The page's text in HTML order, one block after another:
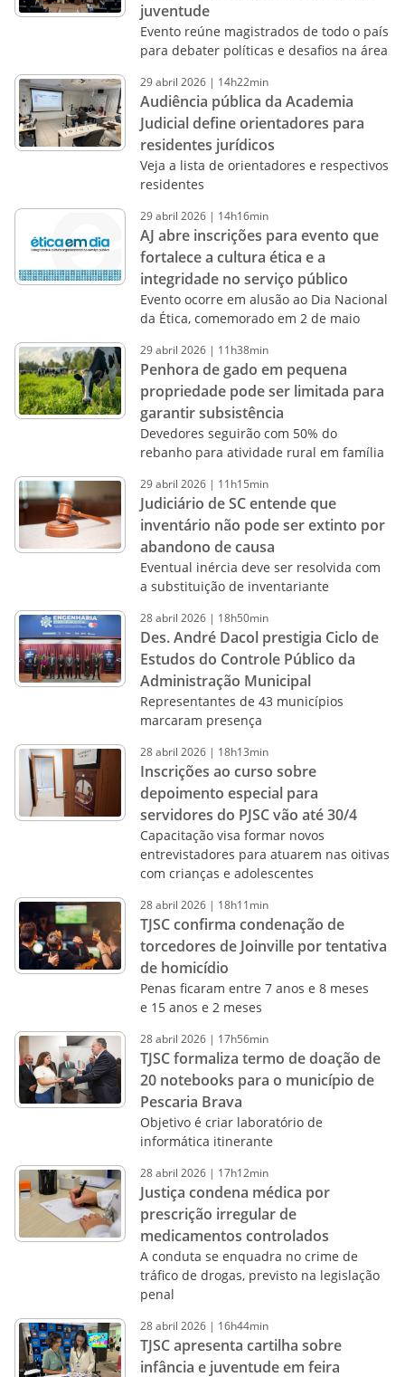
juventude
Evento reúne magistrados de todo o país
para debater políticas e desafios na área
29abril 2026 | 14h22min
Audiência pública da Academia
Judicial define orientadores para
residentes jurídicos
Veja a lista de orientadores e respectivos
residentes
29abril 2026 | 14h16min
AJ abre inscrições para evento que
fortalece a cultura ética e a
integridade no serviço público
Evento ocorre em alusão ao Dia Nacional
da Ética, comemorado em 2 de maio
29abril 2026 | 11h38min
Penhora de gado em pequena
propriedade pode ser limitada para
garantir subsistência
Devedores seguirão com 50% do
rebanho para atividade rural em família
29abril 2026 | 11h15min
Judiciário de SC entende que
inventário não pode ser extinto por
abandono de causa
Eventual inércia deve ser resolvida com
a substituição de inventariante
28abril 2026 | 18h50min
Des. André Dacol prestigia Ciclo de
Estudos do Controle Público da
Administração Municipal
Representantes de 43 municípios
marcaram presença
28abril 2026 | 18h13min
Inscrições ao curso sobre
depoimento especial para
servidores do PJSC vão até 30/4
Capacitação visa formar novos
entrevistadores para atuarem nas oitivas
com crianças e adolescentes
28abril 2026 | 18h11min
TJSC confirma condenação de
torcedores de Joinville por tentativa
de homicídio
Penas ficaram entre 7 anos e 8 meses
e 15 anos e 2 meses
28abril 2026 | 17h56min
TJSC formaliza termo de doação de
20 notebooks para o município de
Pescaria Brava
Objetivo é criar laboratório de
informática itinerante
28abril 2026 | 17h12min
Justiça condena médica por
prescrição irregular de
medicamentos controlados
A conduta se enquadra no crime de
tráfico de drogas, previsto na legislação
penal
28abril 2026 | 16h44min
TJSC apresenta cartilha sobre
infância e juventude em feira